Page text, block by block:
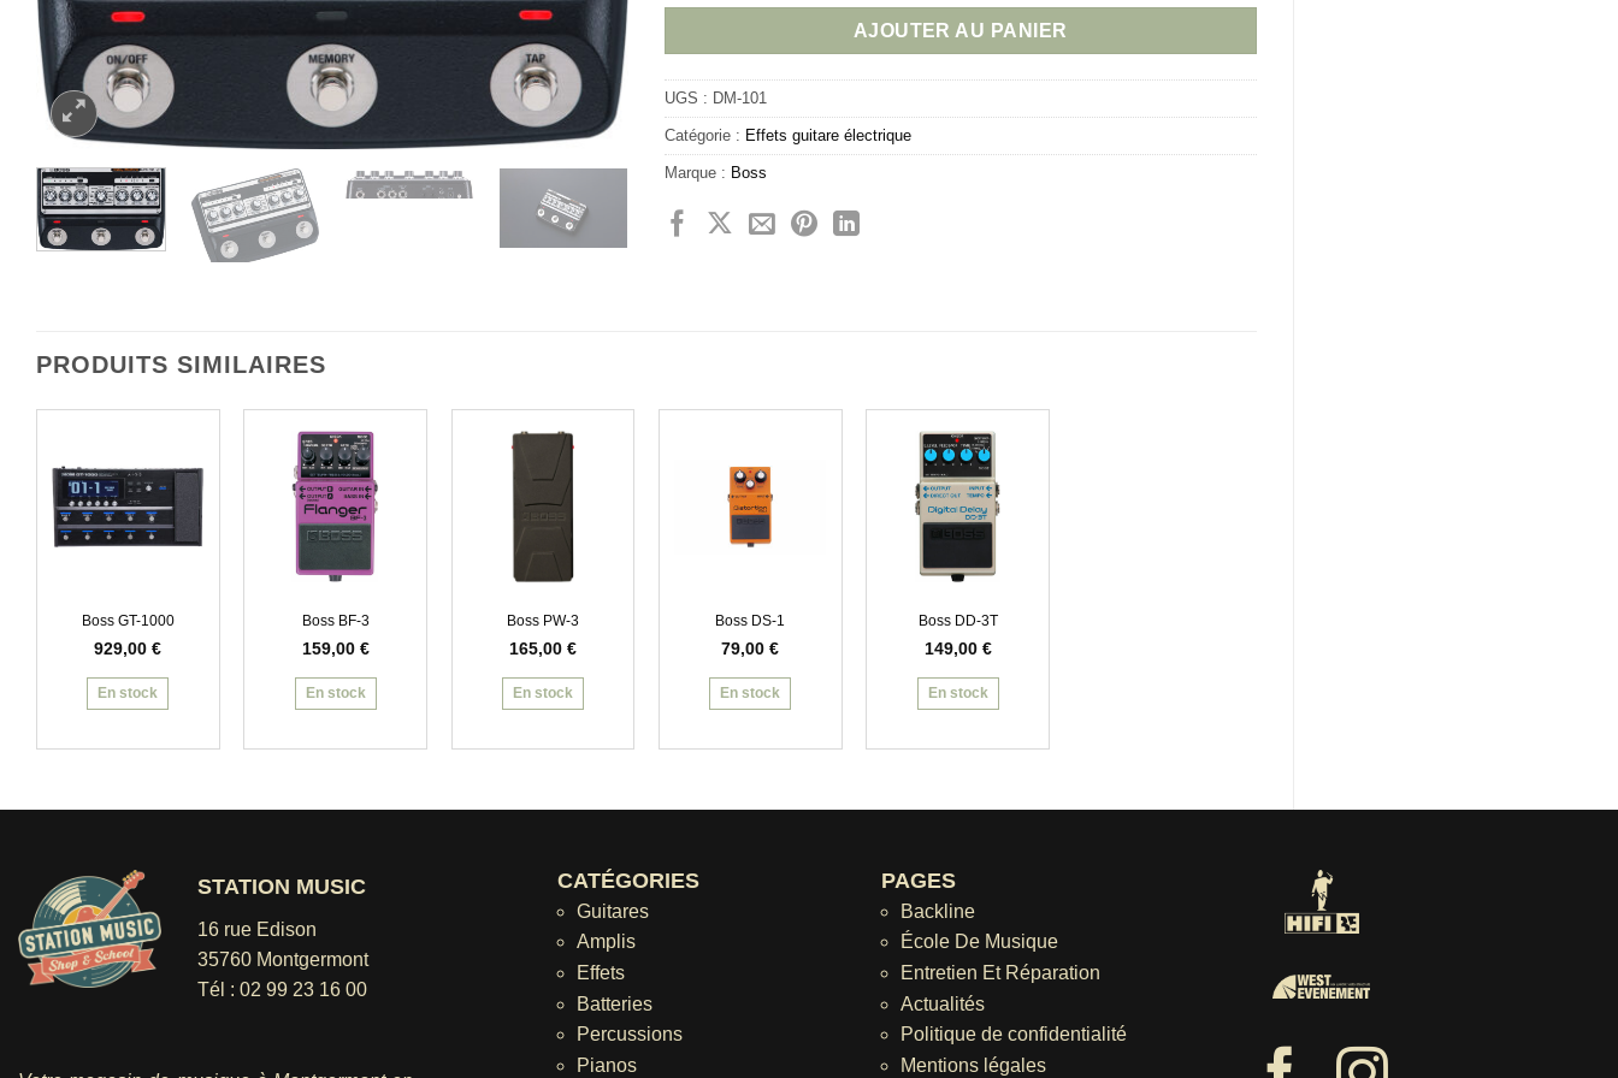
AJOUTER AU PANIER
UGS : DM-101
Catégorie : Effets guitare électrique
Marque : Boss
PRODUITS SIMILAIRES
Boss GT-1000
929,00€
En stock
Boss BF-3
159,00 €
En stock
Boss PW-3
165,00 €
En stock
Boss DS-1
79,00€
En stock
Boss DD-3T
149,00 €
En stock
STATION MUSIC
16 rue Edison
35760 Montgermont
Tél : 02 99 23 16 00
CATÉGORIES
Guitares
Amplis
Effets
Batteries
Percussions
Pianos
PAGES
Backline
École De Musique
Entretien Et Réparation
Actualités
Politique de confidentialité
Mentions légales